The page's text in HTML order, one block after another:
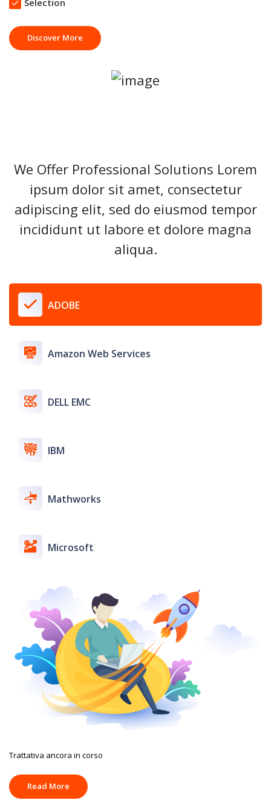
Discover More
We Offer Professional Solutions Lorem
ipsum dolor sit amet, consectetur
adipiscing elit, sed do eiusmod tempor
incididunt ut labore et dolore magna
aliqua.
ADOBE
Amazon Web Services
DELL EMC
IBM
Mathworks
Microsoft
Trattativa ancora in corso
Read More